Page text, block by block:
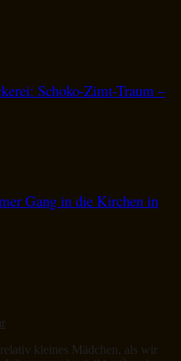
Schoko-Zimt-Traum –
Gang in die Kirchen in
kleines Mädchen, als wir